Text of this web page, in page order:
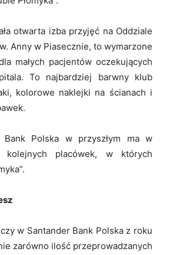
otwarta izba przyjęć na Oddziale
Anny w Piasecznie, to wymarzone
małych pacjentów oczekujących
To najbardziej barwny klub
kolorowe naklejki na ścianach i
Bank Polska w przyszłym ma w
kolejnych placówek, w których
w Santander Bank Polska z roku
zarówno ilość przeprowadzanych